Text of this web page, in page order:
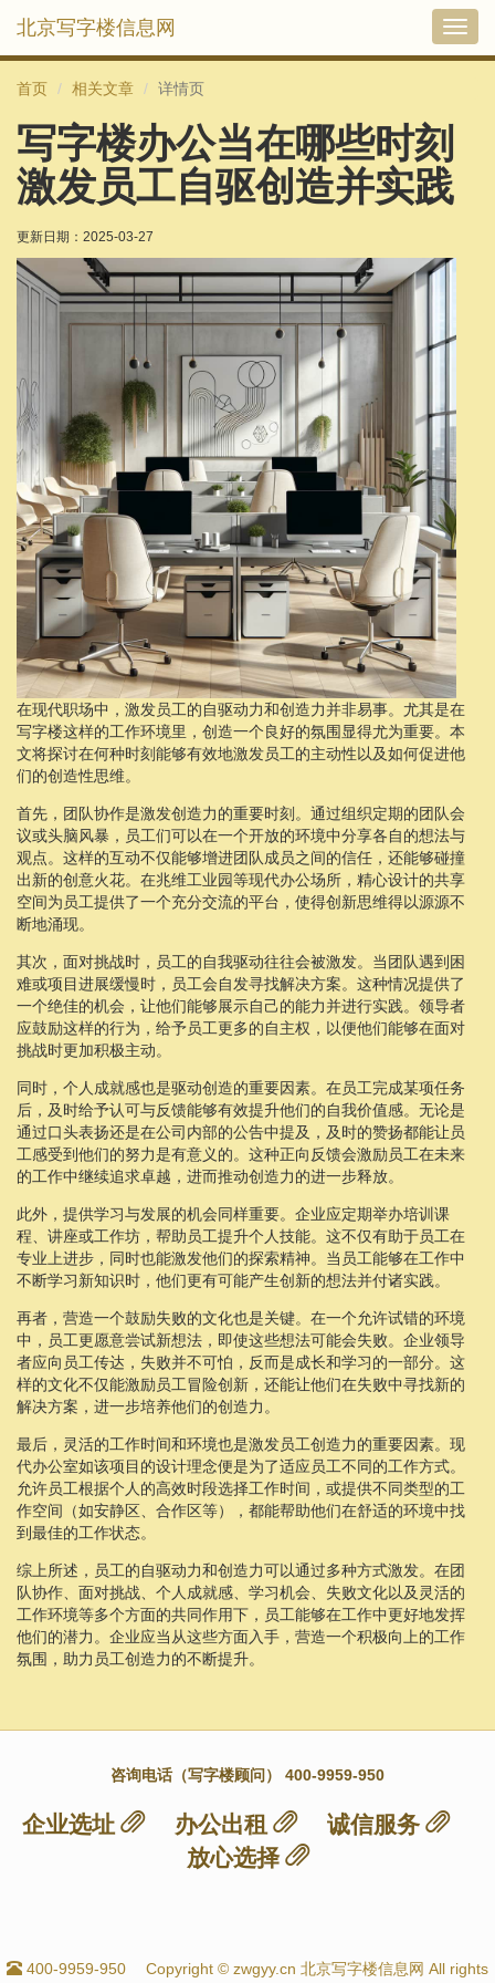
切
北京写字楼信息网
首页 相关文章 详情页
写字楼办公当在哪些时刻
激发员工自驱创造并实践
更新日期： 2025-03-27
在现代职场中，激发员工的自驱动力和创造力并非易事。尤其是在
写字楼这样的工作环境里，创造一个良好的氛围显得尤为重要。本
文将探讨在何种时刻能够有效地激发员工的主动性以及如何促进他
们的创造性思维。
首先，团队协作是激发创造力的重要时刻。通过组织定期的团队会
议或头脑风暴，员工们可以在一个开放的环境中分享各自的想法与
观点。这样的互动不仅能够增进团队成员之间的信任，还能够碰撞
出新的创意火花。在兆维工业园等现代办公场所，精心设计的共享
空间为员工提供了一个充分交流的平台，使得创新思维得以源源不
断地涌现。
其次，面对挑战时，员工的自我驱动往往会被激发。当团队遇到困
难或项目进展缓慢时，员工会自发寻找解决方案。这种情况提供了
一个绝佳的机会，让他们能够展示自己的能力并进行实践。领导者
应鼓励这样的行为，给予员工更多的自主权，以便他们能够在面对
挑战时更加积极主动。
同时，个人成就感也是驱动创造的重要因素。在员工完成某项任务
后，及时给予认可与反馈能够有效提升他们的自我价值感。无论是
通过口头表扬还是在公司内部的公告中提及，及时的赞扬都能让员
工感受到他们的努力是有意义的。这种正向反馈会激励员工在未来
的工作中继续追求卓越，进而推动创造力的进一步释放。
此外，提供学习与发展的机会同样重要。企业应定期举办培训课
程、讲座或工作坊，帮助员工提升个人技能。这不仅有助于员工在
专业上进步，同时也能激发他们的探索精神。当员工能够在工作中
不断学习新知识时，他们更有可能产生创新的想法并付诸实践。
再者，营造一个鼓励失败的文化也是关键。在一个允许试错的环境
中，员工更愿意尝试新想法，即使这些想法可能会失败。企业领导
者应向员工传达，失败并不可怕，反而是成长和学习的一部分。这
样的文化不仅能激励员工冒险创新，还能让他们在失败中寻找新的
解决方案，进一步培养他们的创造力。
最后，灵活的工作时间和环境也是激发员工创造力的重要因素。现
代办公室如该项目的设计理念便是为了适应员工不同的工作方式。
允许员工根据个人的高效时段选择工作时间，或提供不同类型的工
作空间（如安静区、合作区等），都能帮助他们在舒适的环境中找
到最佳的工作状态。
综上所述，员工的自驱动力和创造力可以通过多种方式激发。在团
队协作、面对挑战、个人成就感、学习机会、失败文化以及灵活的
工作环境等多个方面的共同作用下，员工能够在工作中更好地发挥
他们的潜力。企业应当从这些方面入手，营造一个积极向上的工作
氛围，助力员工创造力的不断提升。
咨询电话（写字楼顾问） 400-9959-950
企业选址 办公出租
诚信服务
放心选择
400-9959-950
Copyright © zwgyy.cn 北京写字楼信息网 All rights